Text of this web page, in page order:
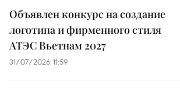
Объявлен конкурс на создание
логотипа и фирменного стиля
АТЭС Вьетнам 2027
31/07/2026 11:59